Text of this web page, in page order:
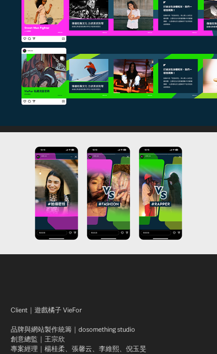
Client｜遊戲橘子 VieFor
品牌與網站製作統籌｜dosomething studio
創意總監｜王宗欣
專案經理｜楊桂柔、張馨云、李維熙、倪玉旻